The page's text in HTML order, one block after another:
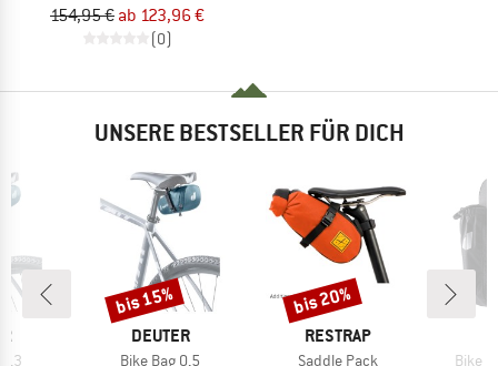
154,95 € ab 123,96 €
(0)
UNSERE BESTSELLER FÜR DICH
MARKE
DEUTER
Artikel
Bike Bag 0,5
Rabatt
bis 15%
MARKE
RESTRAP
Artikel
Saddle Pack
Rabatt
bis 20%
Artikel
Bike